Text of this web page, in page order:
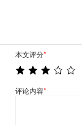
本文评分*
评论内容*